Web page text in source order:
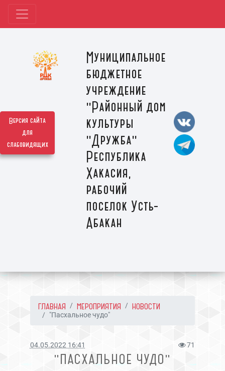
Версия сайта
для
слабовидящих
Муниципальное
бюджетное
учреждение
"Районный дом
культуры
"Дружба"
Республика
Хакасия,
рабочий
поселок Усть-
Абакан
ГЛАВНАЯ МЕРОПРИЯТИЯ НОВОСТИ
"Пасхальное чудо"
04.05.2022 16:41 71
"ПАСХАЛЬНОЕ ЧУДО"